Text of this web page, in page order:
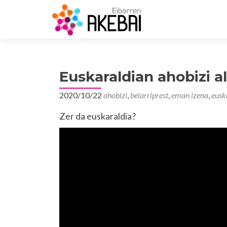
Euskaraldian ahobizi
2020/10/22 ahobizi, belarriprest,eman izena,
Zer da euskaraldia?